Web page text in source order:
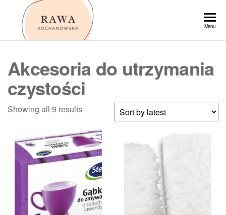
Przejdź
Menu
Akcesoria do utrzymania
czystości
Showing all 9 results